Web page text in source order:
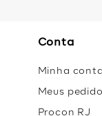
Conta
Minha conta
Meus
Procon RJ